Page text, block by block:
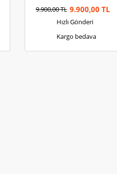
9.900,00 TL 9.900,00 TL
Hızlı Gönderi
Kargo bedava